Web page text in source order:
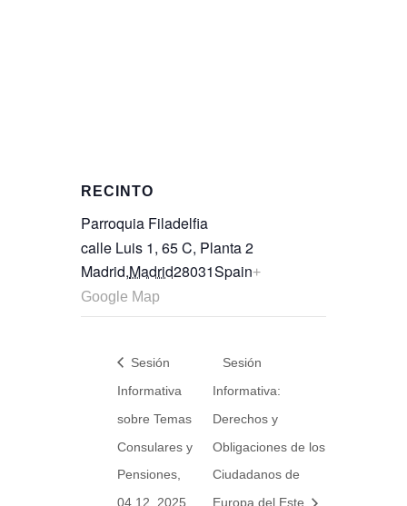
RECINTO
Parroquia Filadelfia
calle Luis 1, 65 C, Planta 2
Madrid,Madrid28031Spain+
Google Map
Sesión
Informativa
sobre Temas
Consulares y
Pensiones,
04.12. 2025
Sesión
Informativa:
Derechos y
Obligaciones de los
Ciudadanos de
Europa del Este